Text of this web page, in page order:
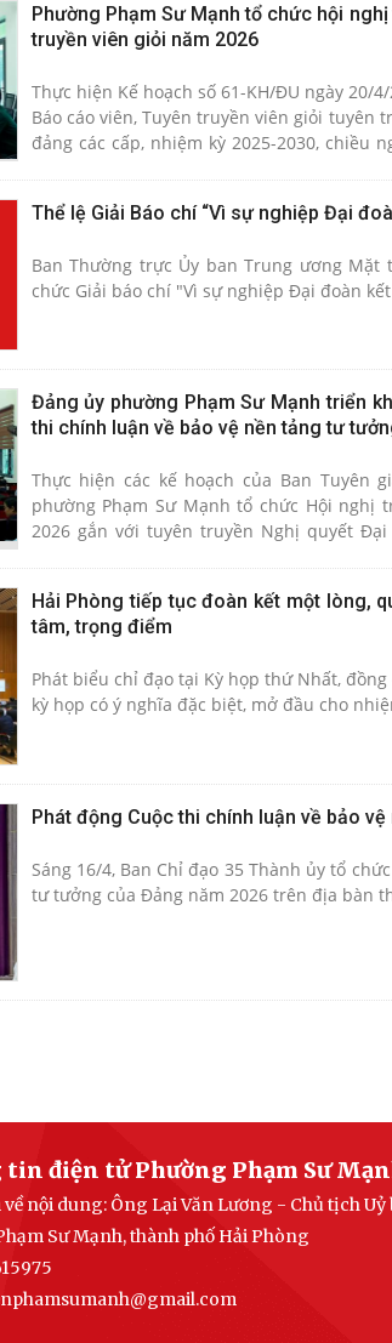
Phường Phạm Sư Mạnh tổ chức hội
truyền viên giỏi năm 2026
Thực hiện Kế hoạch số 61-KH/ĐU ngày 20/
Báo cáo viên, Tuyên truyền viên giỏi tuyên
đảng các cấp, nhiệm kỳ 2025-2030, chiều
Thể lệ Giải Báo chí “Vì sự nghiệp Đại
Ban Thường trực Ủy ban Trung ương
chức Giải báo chí "Vì sự nghiệp Đại đoàn
Đảng ủy phường Phạm Sư Mạnh triển
thi chính luận về bảo vệ nền tảng tư
Thực hiện các kế hoạch của Ban Tuyên
phường Phạm Sư Mạnh tổ chức Hội nghị
2026 gắn với tuyên truyền Nghị quyết
Hải Phòng tiếp tục đoàn kết một lòng,
tâm, trọng điểm
Phát biểu chỉ đạo tại Kỳ họp thứ Nhất,
kỳ họp có ý nghĩa đặc biệt, mở đầu cho
Phát động Cuộc thi chính luận về bảo
Sáng 16/4, Ban Chỉ đạo 35 Thành ủy tổ
tư tưởng của Đảng năm 2026 trên địa bàn
điện tử Phường Phạm Sư
nội dung: Ông Lại Văn Lương - Chủ tịch
Sư Mạnh, thành phố Hải Phòng